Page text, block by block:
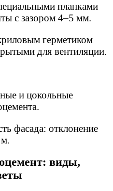
планками
с зазором 4–5 мм.
герметиком
для вентиляции.
и цокольные
фасада: отклонение
виды,